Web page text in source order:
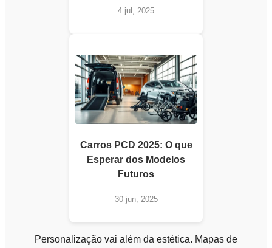
4 jul, 2025
Carros PCD 2025: O que
Esperar dos Modelos
Futuros
30 jun, 2025
Personalização vai além da estética. Mapas de